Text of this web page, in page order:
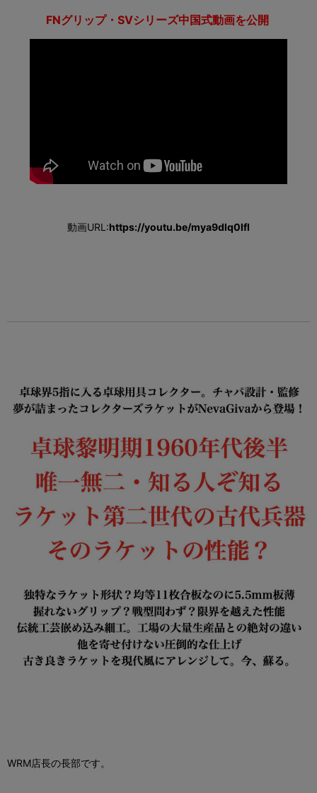
FNグリップ・SVシリーズ中国式動画を公開
動画URL:https://youtu.be/mya9dlq0IfI
WRM店長の長部です。